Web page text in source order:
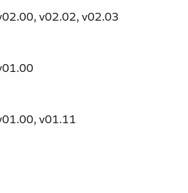
v02.02, v02.03
v01.11